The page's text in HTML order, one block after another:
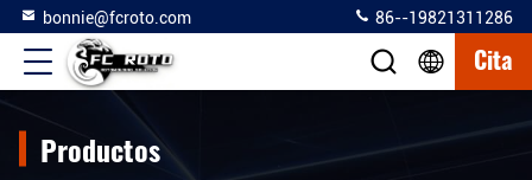
bonnie@fcroto.com 86--19821311286
Cita
Productos